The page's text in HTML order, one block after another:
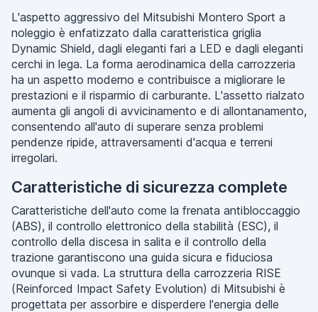
L'aspetto aggressivo del Mitsubishi Montero Sport a
noleggio è enfatizzato dalla caratteristica griglia
Dynamic Shield, dagli eleganti fari a LED e dagli eleganti
cerchi in lega. La forma aerodinamica della carrozzeria
ha un aspetto moderno e contribuisce a migliorare le
prestazioni e il risparmio di carburante. L'assetto rialzato
aumenta gli angoli di avvicinamento e di allontanamento,
consentendo all'auto di superare senza problemi
pendenze ripide, attraversamenti d'acqua e terreni
irregolari.
Caratteristiche di sicurezza complete
Caratteristiche dell'auto come la frenata antibloccaggio
(ABS), il controllo elettronico della stabilità (ESC), il
controllo della discesa in salita e il controllo della
trazione garantiscono una guida sicura e fiduciosa
ovunque si vada. La struttura della carrozzeria RISE
(Reinforced Impact Safety Evolution) di Mitsubishi è
progettata per assorbire e disperdere l'energia delle